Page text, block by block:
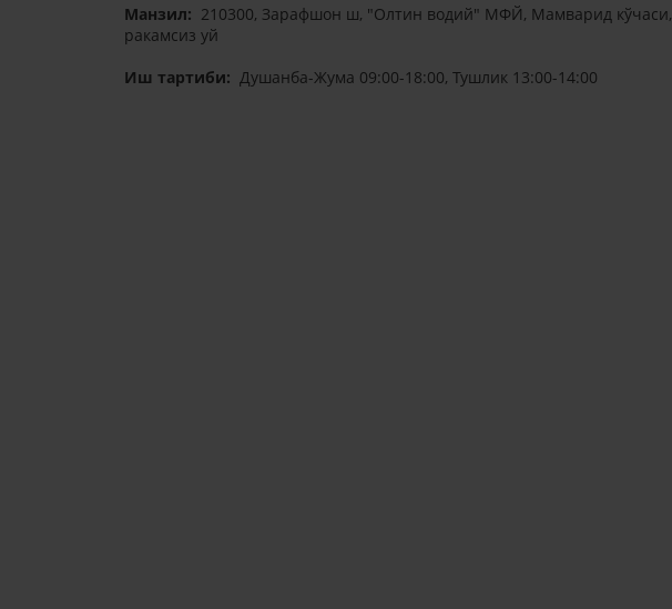
Манзил: 210300, Зарафшон ш, "Олтин водий" МФЙ, Мамварид кўчаси,
ракамсиз уй
Иш тартиби: Душанба-Жума 09:00-18:00, Тушлик 13:00-14:00